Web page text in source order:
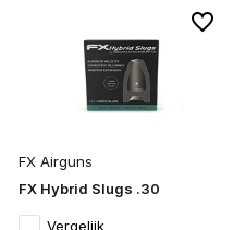
FX Airguns
FX Hybrid Slugs .30
Vergelijk